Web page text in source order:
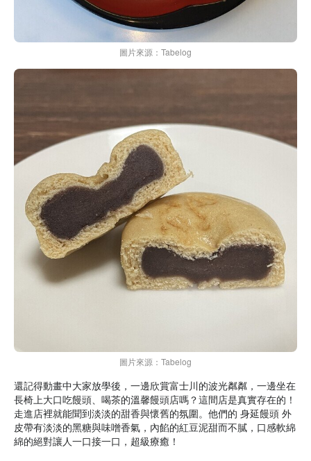
圖片來源：Tabelog
圖片來源：Tabelog
還記得動畫中大家放學後，一邊欣賞富士川的波光粼粼，一邊坐在
長椅上大口吃饅頭、喝茶的溫馨饅頭店嗎？這間店是真實存在的！
走進店裡就能聞到淡淡的甜香與懷舊的氛圍。他們的 身延饅頭 外
皮帶有淡淡的黑糖與味噌香氣，內餡的紅豆泥甜而不膩，口感軟綿
綿的絕對讓人一口接一口，超級療癒！